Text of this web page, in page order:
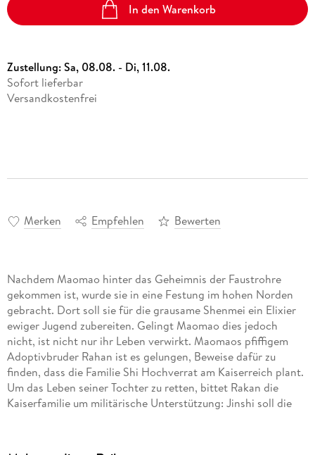
In den Warenkorb
Zustellung:Sa, 08.08. - Di, 11.08.
Sofort lieferbar
Versandkostenfrei
Merken Empfehlen Bewerten
Nachdem Maomao hinter das Geheimnis der Faustrohre
gekommen ist, wurde sie in eine Festung im hohen Norden
gebracht. Dort soll sie für die grausame Shenmei ein Elixier
ewiger Jugend zubereiten. Gelingt Maomao dies jedoch
nicht, ist nicht nur ihr Leben verwirkt. Maomaos pfiffigem
Adoptivbruder Rahan ist es gelungen, Beweise dafür zu
finden, dass die Familie Shi Hochverrat am Kaiserreich plant.
Um das Leben seiner Tochter zu retten, bittet Rakan die
Kaiserfamilie um militärische Unterstützung: Jinshi soll die